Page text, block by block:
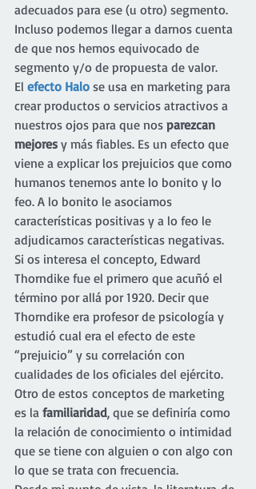
adecuados para ese (u otro) segmento.
Incluso podemos llegar a darnos cuenta
de que nos hemos equivocado de
segmento y/o de propuesta de valor.
El efecto Halo se usa en marketing para
crear productos o servicios atractivos a
nuestros ojos para que nos parezcan
mejores y más fiables. Es un efecto que
viene a explicar los prejuicios que como
humanos tenemos ante lo bonito y lo
feo. A lo bonito le asociamos
características positivas y a lo feo le
adjudicamos características negativas.
Si os interesa el concepto, Edward
Thorndike fue el primero que acuñó el
término por allá por 1920. Decir que
Thorndike era profesor de psicología y
estudió cual era el efecto de este
“prejuicio” y su correlación con
cualidades de los oficiales del ejército.
Otro de estos conceptos de marketing
es la familiaridad, que se definiría como
la relación de conocimiento o intimidad
que se tiene con alguien o con algo con
lo que se trata con frecuencia.